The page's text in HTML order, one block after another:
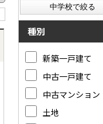
種別
新築一戸建て
中古一戸建て
中古マンション
土地